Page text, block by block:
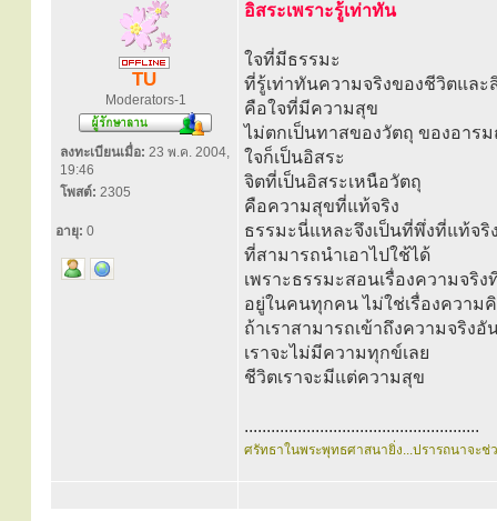
TU
Moderators-1
ลงทะเบียนเมื่อ: 23 พ.ค. 2004,
19:46
โพสต์: 2305
อายุ: 0
อิสระเพราะรู้เท่าทัน
ใจที่มีธรรมะ
ที่รู้เท่าทันความจริงของชีวิตและ
คือใจที่มีความสุข
ไม่ตกเป็นทาสของวัตถุ ของอาร
ใจก็เป็นอิสระ
จิตที่เป็นอิสระเหนือวัตถุ
คือความสุขที่แท้จริง
ธรรมะนี่แหละจึงเป็นที่พึ่งที่แท้จริ
ที่สามารถนำเอาไปใช้ได้
เพราะธรรมะสอนเรื่องความจริ
อยู่ในคนทุกคน ไม่ใช่เรื่องความ
ถ้าเราสามารถเข้าถึงความจริงอั
เราจะไม่มีความทุกข์เลย
ชีวิตเราจะมีแต่ความสุข
.....................................................
ศรัทธาในพระพุทธศาสนายิ่ง...ปรารถนาจะ